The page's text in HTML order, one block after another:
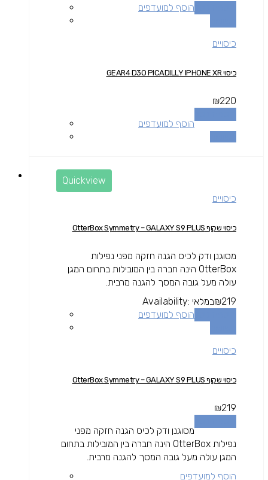
הוסף למועדפים
כיסויים
כיסוי GEAR4 D3O PICADILLY IPHONE XR
₪220
הוסף למועדפים
Quickview
כיסויים
כיסוי שקוף OtterBox Symmetry – GALAXY S9 PLUS
מסוגנן ודק לכיס הגנה חזקה מפני נפילות
OtterBox הינה חברה בין המובילות בתחום המגן
עולה מעל גובה המסך להגנה מרבית.
₪219
Availability: במלאי
הוסף למועדפים
כיסויים
כיסוי שקוף OtterBox Symmetry – GALAXY S9 PLUS
₪219
מסוגנן ודק לכיס הגנה חזקה מפני
נפילות OtterBox הינה חברה בין המובילות בתחום
המגן עולה מעל גובה המסך להגנה מרבית.
הוסף למועדפים